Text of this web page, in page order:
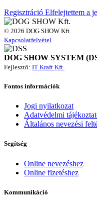
Regisztráció Elfelejtettem a
© 2026 DOG SHOW Kft.
Kapcsolatfelvétel
DOG SHOW SYSTEM
Fejlesztő: IT Kraft Kft.
Fontos információk
Jogi nyilatkozat
Adatvédelmi
Általános nevezési
Segítség
Online nevezéshez
Online fizetéshez
Kommunikáció